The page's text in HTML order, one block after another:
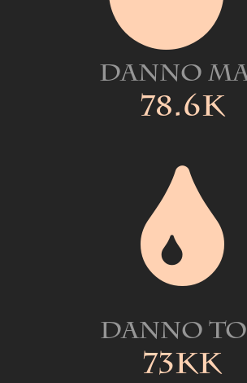
Danno
78.6k
Danno
73kk